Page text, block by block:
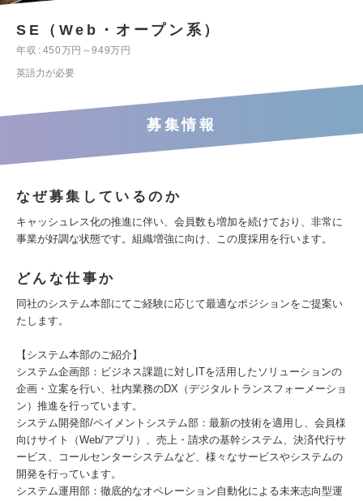
SE（Web・オープン系）
年収
450万円～949万円
英語力が必要
募集情報
なぜ募集しているのか
キャッシュレス化の推進に伴い、会員数も増加を続けており、非常に
事業が好調な状態です。組織増強に向け、この度採用を行います。
どんな仕事か
同社のシステム本部にてご経験に応じて最適なポジションをご提案い
たします。
【システム本部のご紹介】
システム企画部：ビジネス課題に対しITを活用したソリューションの
企画・立案を行い、社内業務のDX（デジタルトランスフォーメーショ
ン）推進を行っています。
システム開発部/ペイメントシステム部：最新の技術を適用し、会員様
向けサイト（Web/アプリ）、売上・請求の基幹システム、決済代行サ
ービス、コールセンターシステムなど、様々なサービスやシステムの
開発を行っています。
システム運用部：徹底的なオペレーション自動化による未来志向型運